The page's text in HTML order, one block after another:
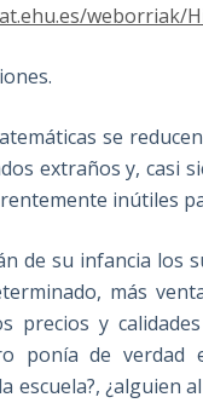
weborriak/
se
extraños y, casi
inútiles
de su infancia los
más
precios y
ponía de verdad
escuela?, ¿alguien